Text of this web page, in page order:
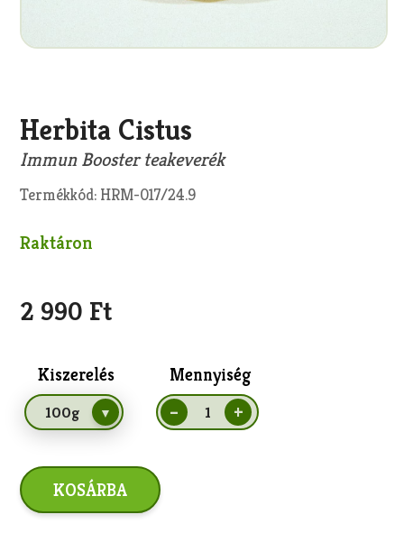
Herbita Cistus
Immun Booster teakeverék
Termékkód: HRM-017/24.9
Raktáron
2 990 Ft
Kiszerelés Mennyiség
Másolás